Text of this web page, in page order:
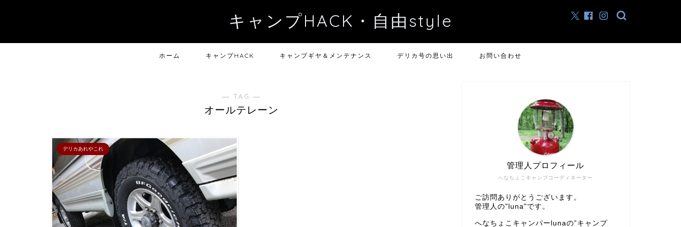
キャンプHACK・自由style
ホーム キャンプHACK キャンプギヤ＆メンテナンス デリカ号の思い出 お問い合わせ
― TAG ―
オールテレーン
デリカあれやこれ
へなちょこキャンプコーディネーター
管理人プロフィール
ご訪問ありがとうございます。
管理人の"luna"です。
へなちょこキャンパーlunaの”キャンプ